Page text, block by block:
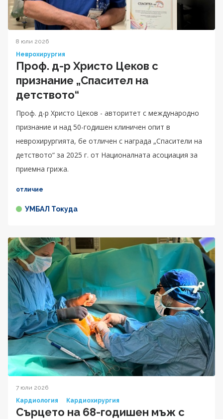
8 юли 2026
Неврохирургия
Проф. д-р Христо Цеков с
признание „Спасител на
детството“
Проф. д-р Христо Цеков - авторитет с международно
признание и над 50-годишен клиничен опит в
неврохирургията, бе отличен с награда „Спасители на
детството“ за 2025 г. от Националната асоциация за
приемна грижа.
отличие
УМБАЛ Токуда
7 юли 2026
Кардиология
Кардиохирургия
Сърцето на 68-годишен мъж с